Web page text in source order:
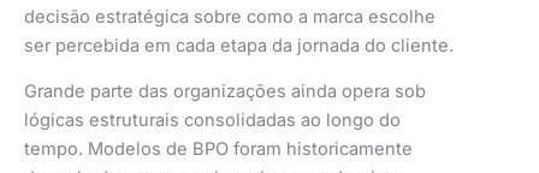
decisão estratégica sobre como a marca escolhe
ser percebida em cada etapa da jornada do cliente.
Grande parte das organizações ainda opera sob
lógicas estruturais consolidadas ao longo do
tempo. Modelos de BPO foram historicamente